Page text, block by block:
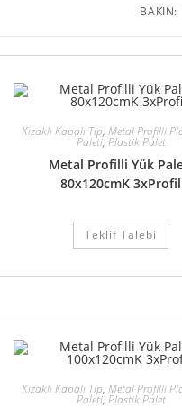
BAKIN:
Kızaklı Kapalı Tip, Metal Profilli
Paleti, Plastik Palet
Metal Profilli Yük
80x120cmK 3xProfil
Teklif Talebi
Kızaklı Kapalı Tip, Metal Profilli
Paleti, Plastik Palet